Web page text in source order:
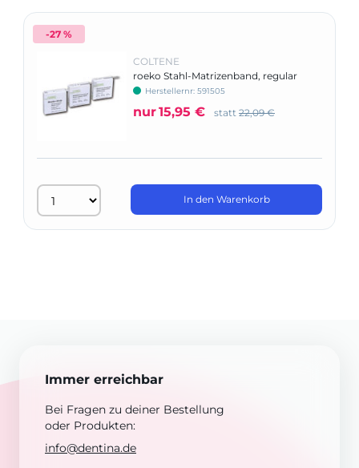
-27 %
COLTENE
roeko Stahl-Matrizenband, regular
Herstellernr: 591505
nur15,95 € statt 22,09 €
In den Warenkorb
Immer erreichbar
Bei Fragen zu deiner Bestellung
oder Produkten:
info@dentina.de